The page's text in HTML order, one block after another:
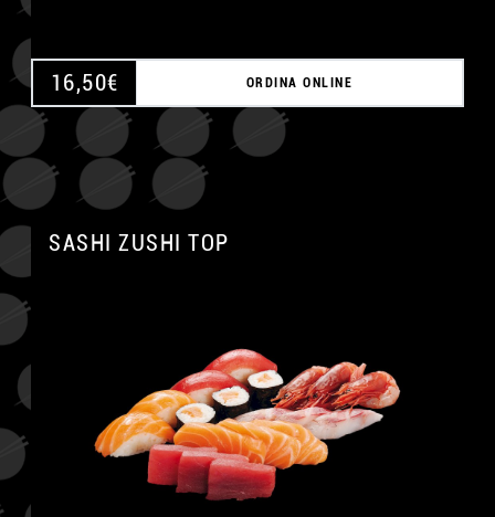
16,50€ ORDINA ONLINE
SASHI ZUSHI TOP